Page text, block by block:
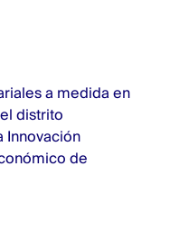
a medida en
distrito
Innovación
de